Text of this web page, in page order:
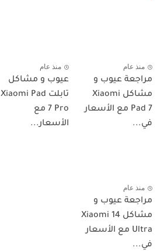
منذ عام
مراجعة عيوب و
مشاكل Xiaomi
Pad 7 مع الأسعار
في...
منذ عام
عيوب و مشاكل
تابلت Xiaomi Pad
7 Pro مع
الأسعار...
منذ عام
مراجعة عيوب و
مشاكل Xiaomi 14
Ultra مع الأسعار
في...